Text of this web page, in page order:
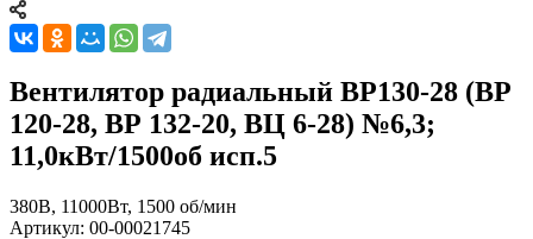
Вентилятор радиальный ВР130-28 (ВР
120-28, ВР 132-20, ВЦ 6-28) №6,3;
11,0кВт/1500об исп.5
380В, 11000Вт, 1500 об/мин
Артикул: 00-00021745